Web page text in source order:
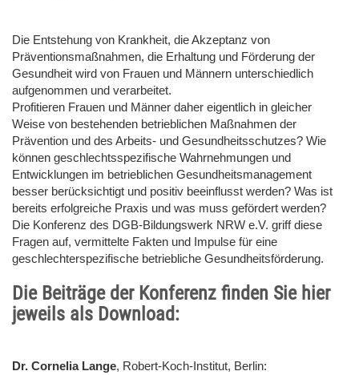
Die Entstehung von Krankheit, die Akzeptanz von
Präventionsmaßnahmen, die Erhaltung und Förderung der
Gesundheit wird von Frauen und Männern unterschiedlich
aufgenommen und verarbeitet.
Profitieren Frauen und Männer daher eigentlich in gleicher
Weise von bestehenden betrieblichen Maßnahmen der
Prävention und des Arbeits- und Gesundheitsschutzes? Wie
können geschlechtsspezifische Wahrnehmungen und
Entwicklungen im betrieblichen Gesundheitsmanagement
besser berücksichtigt und positiv beeinflusst werden? Was ist
bereits erfolgreiche Praxis und was muss gefördert werden?
Die Konferenz des DGB-Bildungswerk NRW e.V. griff diese
Fragen auf, vermittelte Fakten und Impulse für eine
geschlechterspezifische betriebliche Gesundheitsförderung.
Die Beiträge der Konferenz finden Sie hier
jeweils als Download:
Dr. Cornelia Lange, Robert-Koch-Institut, Berlin: